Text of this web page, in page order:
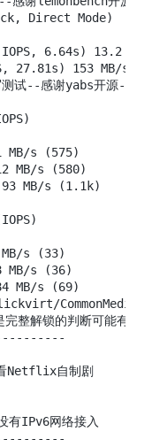
Direct Mode)
IOPS, 6.64s) 13.2
27.81s) 153 MB/s
试--感谢yabs开源
s (575)
MB/s (580)
MB/s (1.1k)
s (33)
s (36)
MB/s (69)
整解锁的判断可能有误
Netflix自制剧
有IPv6网络接入